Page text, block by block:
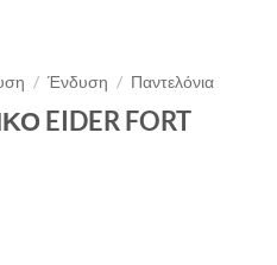
/ Ένδυση / Παντελόνια
EIDER FORT